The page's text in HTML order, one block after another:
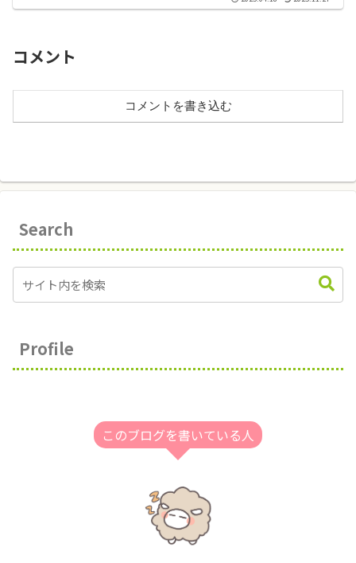
コメント
コメントを書き込む
Search
Profile
このブログを書いている人